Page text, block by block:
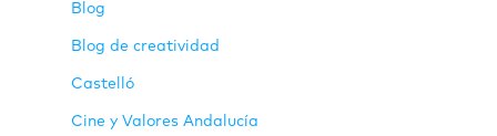
Blog
Blog de creatividad
Castelló
Cine y Valores Andalucía